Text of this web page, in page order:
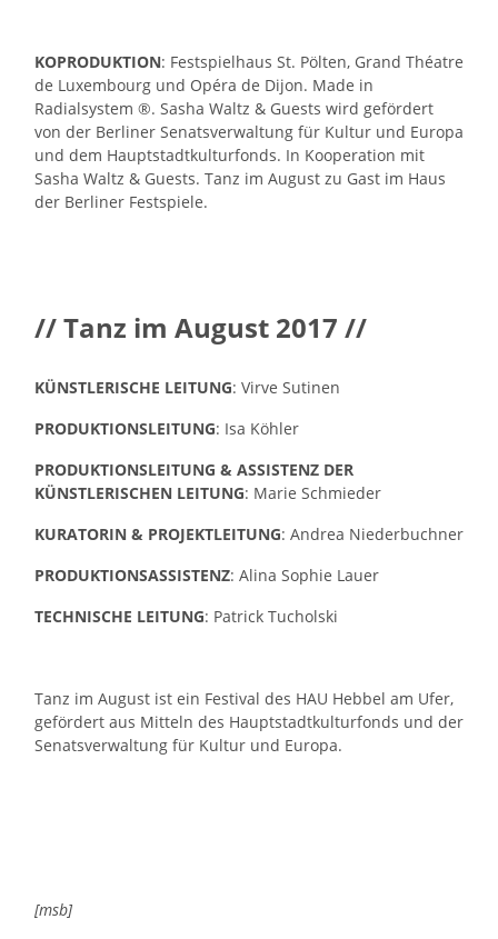
KOPRODUKTION: Festspielhaus St. Pölten, Grand Théatre
de Luxembourg und Opéra de Dijon. Made in
Radialsystem ®. Sasha Waltz & Guests wird gefördert
von der Berliner Senatsverwaltung für Kultur und Europa
und dem Hauptstadtkulturfonds. In Kooperation mit
Sasha Waltz & Guests. Tanz im August zu Gast im Haus
der Berliner Festspiele.
// Tanz im August 2017 //
KÜNSTLERISCHE LEITUNG: Virve Sutinen
PRODUKTIONSLEITUNG: Isa Köhler
PRODUKTIONSLEITUNG & ASSISTENZ DER
KÜNSTLERISCHEN LEITUNG: Marie Schmieder
KURATORIN & PROJEKTLEITUNG: Andrea Niederbuchner
PRODUKTIONSASSISTENZ: Alina Sophie Lauer
TECHNISCHE LEITUNG: Patrick Tucholski
Tanz im August ist ein Festival des HAU Hebbel am Ufer,
gefördert aus Mitteln des Hauptstadtkulturfonds und der
Senatsverwaltung für Kultur und Europa.
[msb]